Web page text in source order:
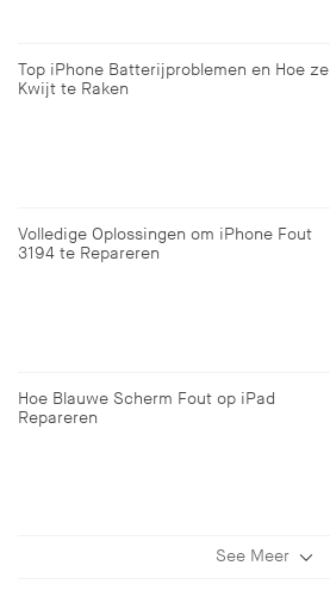
Top iPhone Batterijproblemen en Hoe ze
Kwijt te Raken
Volledige Oplossingen om iPhone Fout
3194 te Repareren
Hoe Blauwe Scherm Fout op iPad
Repareren
See Meer